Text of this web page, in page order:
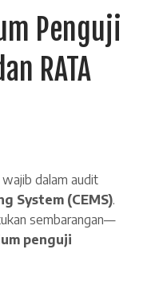
Penguji
RATA
wajib dalam audit
System (CEMS).
sembarangan—
penguji